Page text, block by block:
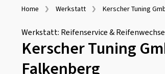
Home Werkstatt Kerscher Tuning
Werkstatt: Reifenservice &
Kerscher Tuning
Falkenberg